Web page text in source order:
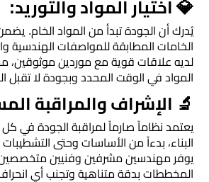
مقاول
ترميم
الرياض
ديكورات
جبس
بورد
​💎 اختيار المواد والتوريد:
​يُدرك أن الجودة تبدأ من المواد الخام.
الخامات المطابقة للمواصفات الهندسية
​لديه علاقات قوية مع موردين
المواد في الوقت المحدد وبجودة لا تقبل
​🔬 الإشراف والمراقبة
​يعتمد نظاماً صارماً لمراقبة الجودة في
البناء، بدءاً من الأساسات وحتى التشطيبات
​يوفر مهندسين مشرفين وفنيين
المخططات بدقة متناهية وتجنب أي